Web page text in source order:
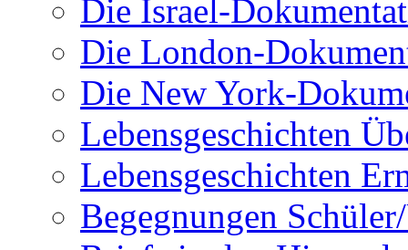
Lebensgeschichten
Lebensgeschichten
Begegnungen
Briefe in den Himmel
Info Datenbank